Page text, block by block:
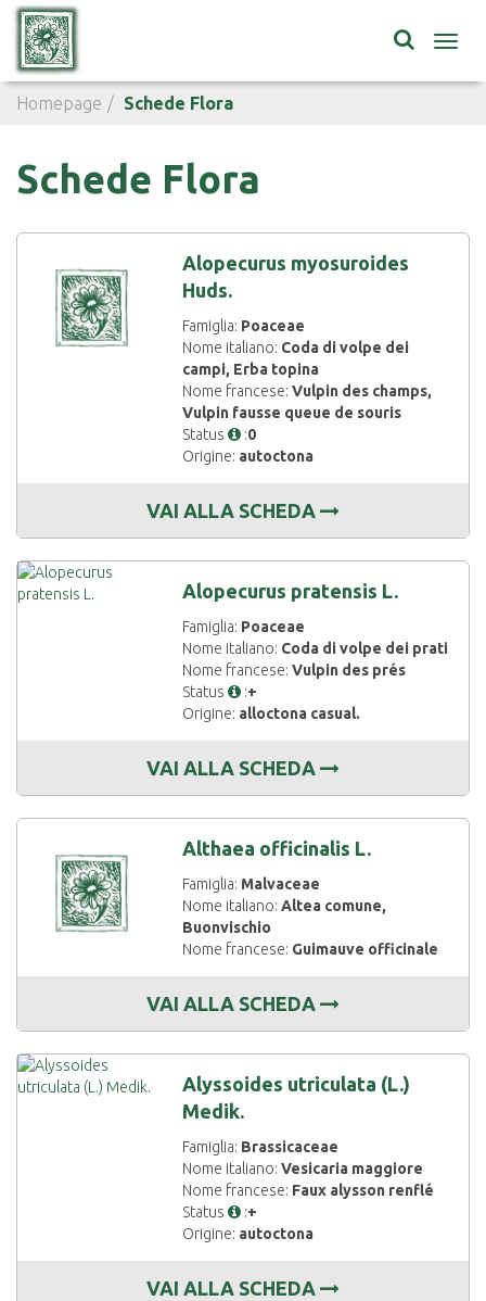
Homepage Schede Flora
Schede Flora
Alopecurus myosuroides
Huds.
Famiglia: Poaceae
Nome italiano: Coda di volpe dei
campi, Erba topina
Nome francese:Vulpin des champs,
Vulpin fausse queue de souris
Status
:0
Origine: autoctona
VAI ALLA SCHEDA
Alopecurus pratensis L.
Famiglia: Poaceae
Nome italiano: Coda di volpe dei prati
Nome francese:Vulpin des prés
Status
:+
Origine: alloctona casual.
VAI ALLA SCHEDA
Althaea officinalis L.
Famiglia: Malvaceae
Nome italiano:Altea comune,
Buonvischio
Nome francese: Guimauve officinale
VAI ALLA SCHEDA
Alyssoides utriculata (L.)
Medik.
Famiglia: Brassicaceae
Nome italiano:Vesicaria maggiore
Nome francese: Faux alysson renflé
Status
:+
Origine: autoctona
VAI ALLA SCHEDA